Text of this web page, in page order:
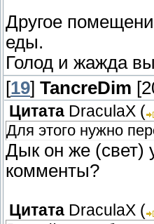
Другое
еды.
Голод и жажда
[19] TancreDim
Цитата DraculaX (
Для этого нужно
Дык он же (свет)
комменты?
Цитата DraculaX (